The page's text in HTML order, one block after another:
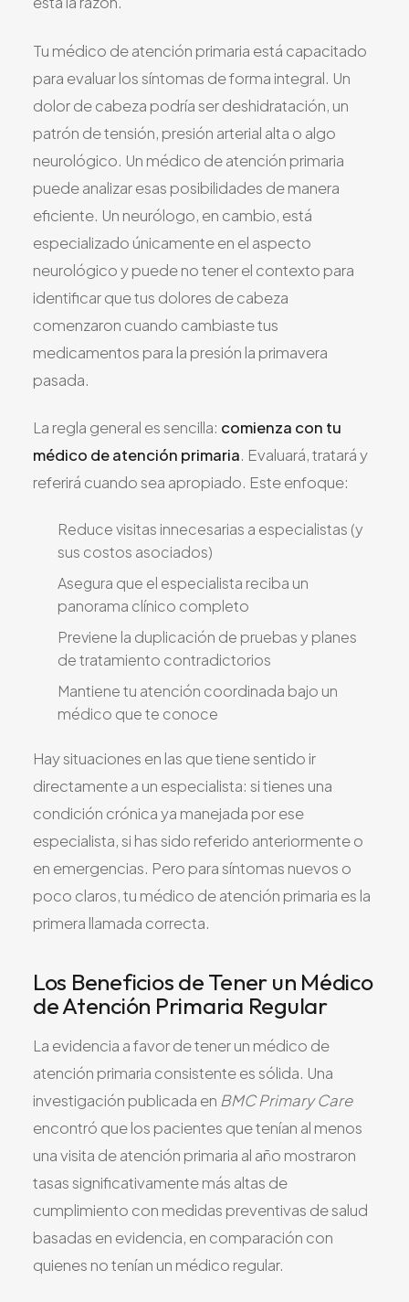
Tu médico de atención primaria está capacitado
para evaluar los síntomas de forma integral. Un
dolor de cabeza podría ser deshidratación, un
patrón de tensión, presión arterial alta o algo
neurológico. Un médico de atención primaria
puede analizar esas posibilidades de manera
eficiente. Un neurólogo, en cambio, está
especializado únicamente en el aspecto
neurológico y puede no tener el contexto para
identificar que tus dolores de cabeza
comenzaron cuando cambiaste tus
medicamentos para la presión la primavera
pasada.
La regla general es sencilla: comienza con tu
médico de atención primaria. Evaluará, tratará y
referirá cuando sea apropiado. Este enfoque:
Reduce visitas innecesarias a especialistas (y
sus costos asociados)
Asegura que el especialista reciba un
panorama clínico completo
Previene la duplicación de pruebas y planes
de tratamiento contradictorios
Mantiene tu atención coordinada bajo un
médico que te conoce
Hay situaciones en las que tiene sentido ir
directamente a un especialista: si tienes una
condición crónica ya manejada por ese
especialista, si has sido referido anteriormente o
en emergencias. Pero para síntomas nuevos o
poco claros, tu médico de atención primaria es la
primera llamada correcta.
Los Beneficios de Tener un Médico
de Atención Primaria Regular
La evidencia a favor de tener un médico de
atención primaria consistente es sólida. Una
investigación publicada en BMC Primary Care
encontró que los pacientes que tenían al menos
una visita de atención primaria al año mostraron
tasas significativamente más altas de
cumplimiento con medidas preventivas de salud
basadas en evidencia, en comparación con
quienes no tenían un médico regular.